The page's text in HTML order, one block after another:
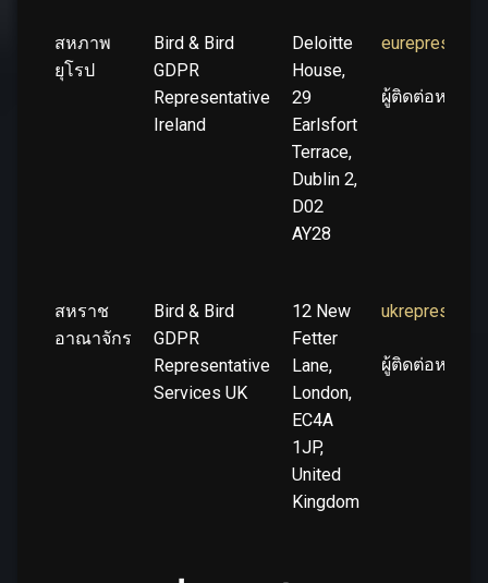
สหภาพ
ยุโรป
Bird & Bird
GDPR
Representative
Ireland
Deloitte
House,
29
Earlsfort
Terrace,
Dublin 2,
D02
AY28
ผู้ติดต่อหลัก:
สหราช
อาณาจักร
Bird & Bird
GDPR
Representative
Services UK
12 New
Fetter
Lane,
London,
EC4A
1JP,
United
Kingdom
ผู้ติดต่อหลัก: